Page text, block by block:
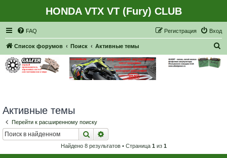
HONDA VTX VT (Fury) CLUB
FAQ Вход
Регистрация
Список форумов Поиск Активные темы
Активные темы
Перейти к расширенному поиску
Поиск
Найдено 8 результатов • Страница 1 из 1